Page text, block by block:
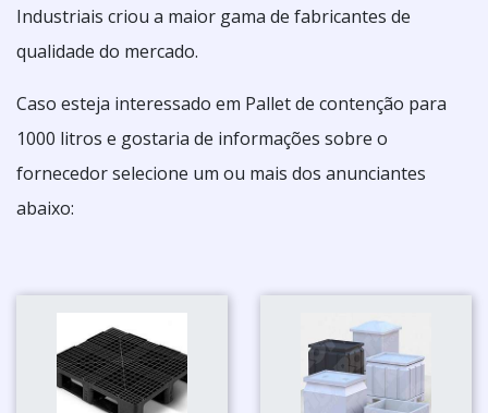
Industriais criou a maior gama de fabricantes de
qualidade do mercado.
Caso esteja interessado em Pallet de contenção para
1000 litros e gostaria de informações sobre o
fornecedor selecione um ou mais dos anunciantes
abaixo: